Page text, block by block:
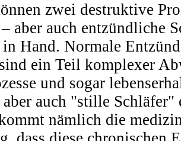
zwei destruktive
aber auch entzündliche
in Hand. Normale
ein Teil komplexer
und sogar
auch "stille Schläfer"
nämlich die